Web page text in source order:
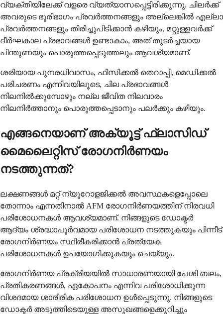
വ്യക്തിയിലേക്ക് വളരെ വ്യത്യാസപ്പെട്ടിരിക്കുന്നു. ചിലർക്ക്
അവരുടെ ഭൂരിഭാഗം പ്രവർത്തനങ്ങളും അല്ലെങ്കിൽ എല്ലാ
പ്രവർത്തനങ്ങളും തിരിച്ചുപിടിക്കാൻ കഴിയും, മറ്റുള്ളവർക്ക്
ദീർഘകാല പ്രഭാവങ്ങൾ ഉണ്ടാകാം, അത് തുടർച്ചയായ
പിന്തുണയും പൊരുത്തപ്പെടുത്തലും ആവശ്യമാണ്.
ശരിയായ പുനരധിവാസം, ഫിസിക്കൽ തെറാപ്പി, മെഡിക്കൽ
പരിചരണം എന്നിവയിലൂടെ, ചില പ്രഭാവങ്ങൾ
നിലനിൽക്കുമ്പോഴും നല്ല ജീവിത നിലവാരം
നിലനിർത്താനും പൊരുത്തപ്പെടാനും പലർക്കും കഴിയും.
എങ്ങനെയാണ് അക്യൂട്ട് ഫ്ലാസിഡ്
മൈലൈറ്റിസ് രോഗനിർണയം
നടത്തുന്നത്?
ലക്ഷണങ്ങൾ മറ്റ് ന്യൂറോളജിക്കൽ അവസ്ഥകളെപ്പോലെ
തോന്നാം എന്നതിനാൽ AFM രോഗനിർണയത്തിന് നിരവധി
പരിശോധനകൾ ആവശ്യമാണ്. നിങ്ങളുടെ ഡോക്ടർ
ആദ്യം ശ്രദ്ധാപൂർവമായ പരിശോധന നടത്തുകയും പിന്നീട്
രോഗനിർണയം സ്ഥിരീകരിക്കാൻ പ്രത്യേക
പരിശോധനകൾ ഉപയോഗിക്കുകയും ചെയ്യും.
രോഗനിർണയ പ്രക്രിയയിൽ സാധാരണയായി പേശി ബലം,
പ്രതികരണങ്ങൾ, ഏകോപനം എന്നിവ പരിശോധിക്കുന്ന
വിശദമായ ശാരീരിക പരിശോധന ഉൾപ്പെടുന്നു. നിങ്ങളുടെ
ഡോക്ടർ അടുത്തിടെയുള്ള അസുഖങ്ങളെക്കുറിച്ചും